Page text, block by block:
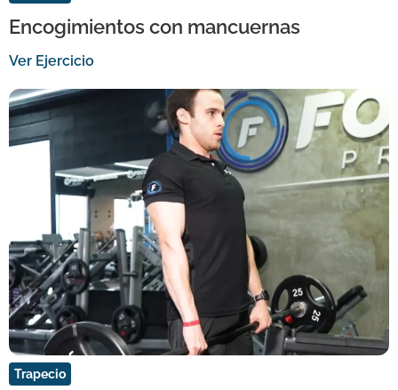
Encogimientos con mancuernas
Ver Ejercicio
Trapecio